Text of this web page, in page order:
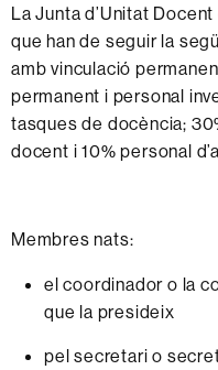
La Junta d’Unitat
que han de seguir la
amb vinculació
permanent i personal
tasques de docència;
docent i 10% personal
Membres nats:
elcoordinador o la
que la presideix
pelsecretari o